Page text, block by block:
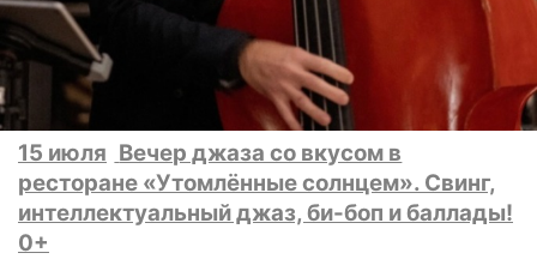
15 июля Вечер джаза со вкусом в
ресторане «Утомлённые солнцем». Свинг,
интеллектуальный джаз, би-боп и баллады!
0+